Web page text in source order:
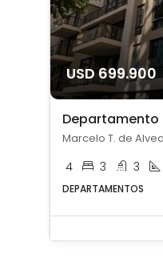
USD 699.900
4 3 3
DEPARTAMENTOS